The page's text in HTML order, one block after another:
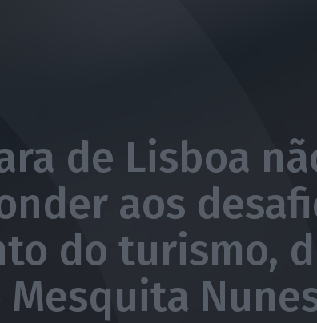
de Lisboa
aos
do turismo,